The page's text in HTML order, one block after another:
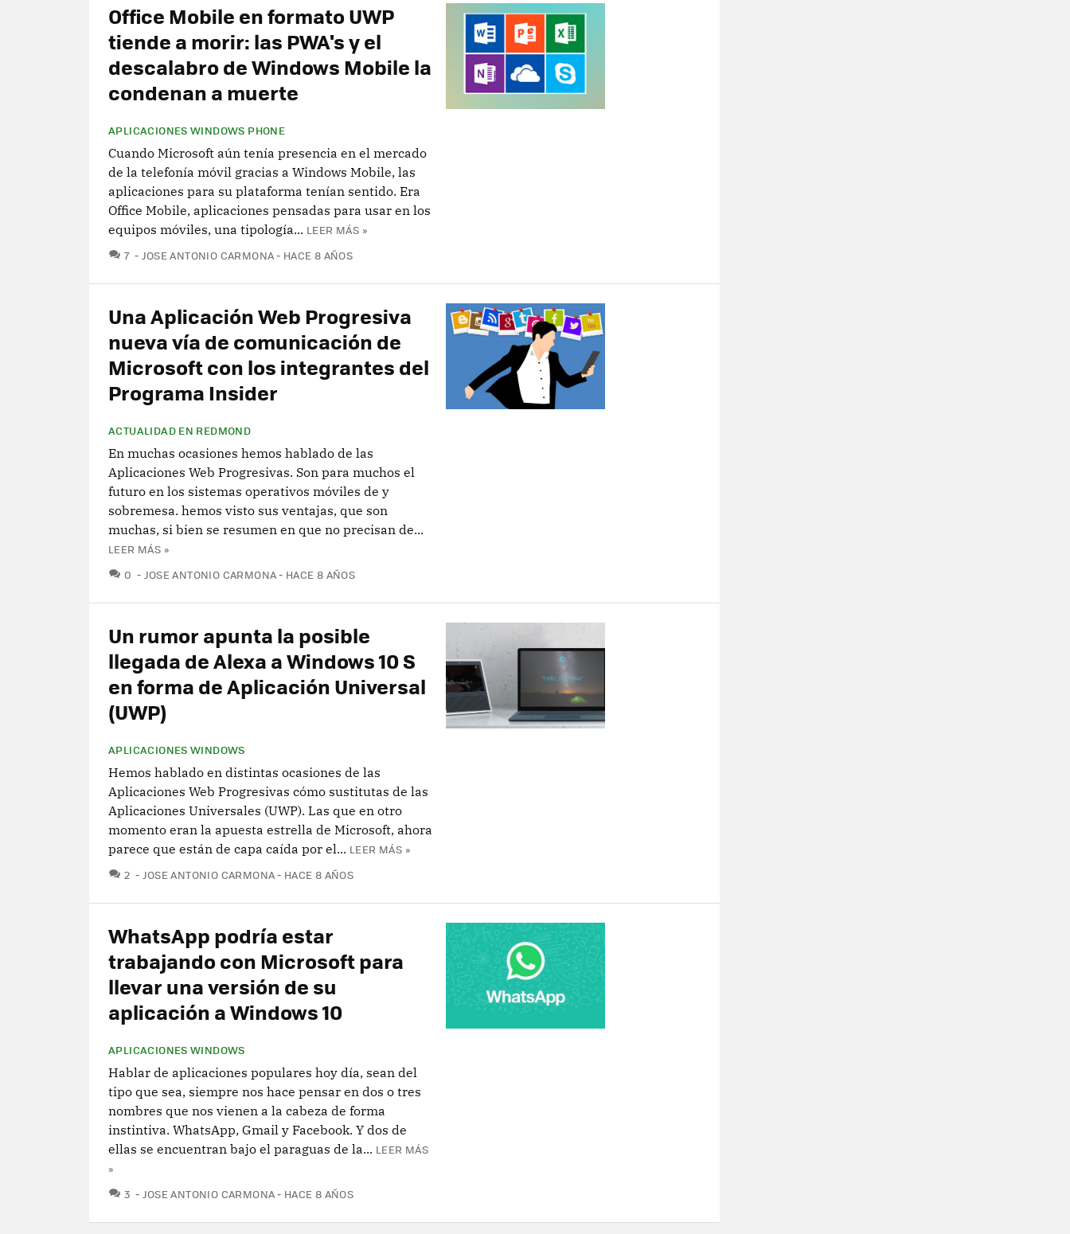
Office Mobile en formato UWP
tiende a morir: las PWA's y el
descalabro de Windows Mobile la
condenan a muerte
APLICACIONES WINDOWS PHONE
Cuando Microsoft aún tenía presencia en el mercado
de la telefonía móvil gracias a Windows Mobile, las
aplicaciones para su plataforma tenían sentido. Era
Office Mobile, aplicaciones pensadas para usar en los
equipos móviles, una tipología... LEER MÁS »
7 COMENTARIOS
JOSE ANTONIO CARMONA HACE 8 AÑOS
Una Aplicación Web Progresiva
nueva vía de comunicación de
Microsoft con los integrantes del
Programa Insider
ACTUALIDAD EN REDMOND
En muchas ocasiones hemos hablado de las
Aplicaciones Web Progresivas. Son para muchos el
futuro en los sistemas operativos móviles de y
sobremesa. hemos visto sus ventajas, que son
muchas, si bien se resumen en que no precisan de...
LEER MÁS »
0 COMENTARIOS
JOSE ANTONIO CARMONA HACE 8 AÑOS
Un rumor apunta la posible
llegada de Alexa a Windows 10 S
en forma de Aplicación Universal
(UWP)
APLICACIONES WINDOWS
Hemos hablado en distintas ocasiones de las
Aplicaciones Web Progresivas cómo sustitutas de las
Aplicaciones Universales (UWP). Las que en otro
momento eran la apuesta estrella de Microsoft, ahora
parece que están de capa caída por el... LEER MÁS »
2 COMENTARIOS
JOSE ANTONIO CARMONA HACE 8 AÑOS
WhatsApp podría estar
trabajando con Microsoft para
llevar una versión de su
aplicación a Windows 10
APLICACIONES WINDOWS
Hablar de aplicaciones populares hoy día, sean del
tipo que sea, siempre nos hace pensar en dos o tres
nombres que nos vienen a la cabeza de forma
instintiva. WhatsApp, Gmail y Facebook. Y dos de
ellas se encuentran bajo el paraguas de la... LEER MÁS
»
3 COMENTARIOS
JOSE ANTONIO CARMONA HACE 8 AÑOS